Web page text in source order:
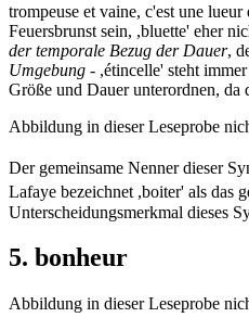
trompeuse et vaine, c'est une
Feuersbrunst sein, ,bluette' eher
der temporale Bezug der Dauer,
Umgebung - ,étincelle' steht
Größe und Dauer unterordnen, da
Abbildung in dieser Leseprobe
Der gemeinsame Nenner dieser
Lafaye bezeichnet ,boiter' als das
Unterscheidungsmerkmal dieses
5. bonheur
Abbildung in dieser Leseprobe